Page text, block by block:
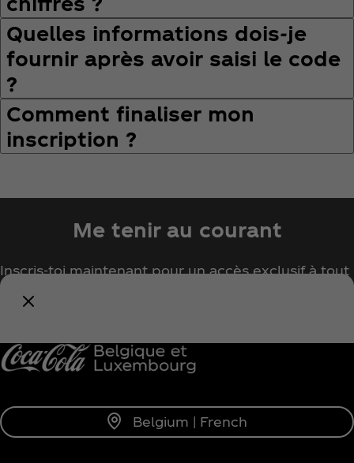
Quelles informations dois‑je
fournir après avoir saisi le code
?
Comment finaliser mon
inscription ?
Me tenir au courant
Inscris-toi maintenant pour un accès exclusif à tout
Belgium | French